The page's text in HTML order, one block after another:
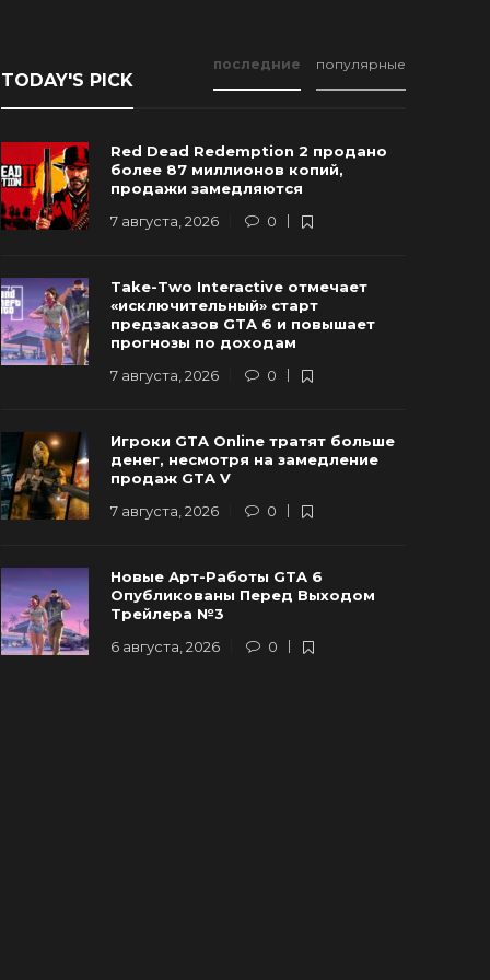
Новые Арт-Работы GTA 6
Опубликованы Перед Выходом
Трейлера №3
6 августа, 2026 0 90
TODAY'S PICK
последние популярные
Red Dead Redemption 2 продано
более 87 миллионов копий,
продажи замедляются
7 августа, 2026
0
Take-Two Interactive отмечает
«исключительный» старт
предзаказов GTA 6 и повышает
прогнозы по доходам
7 августа, 2026
0
Игроки GTA Online тратят больше
денег, несмотря на замедление
продаж GTA V
7 августа, 2026
0
Новые Арт-Работы GTA 6
Опубликованы Перед Выходом
Трейлера №3
6 августа, 2026
0